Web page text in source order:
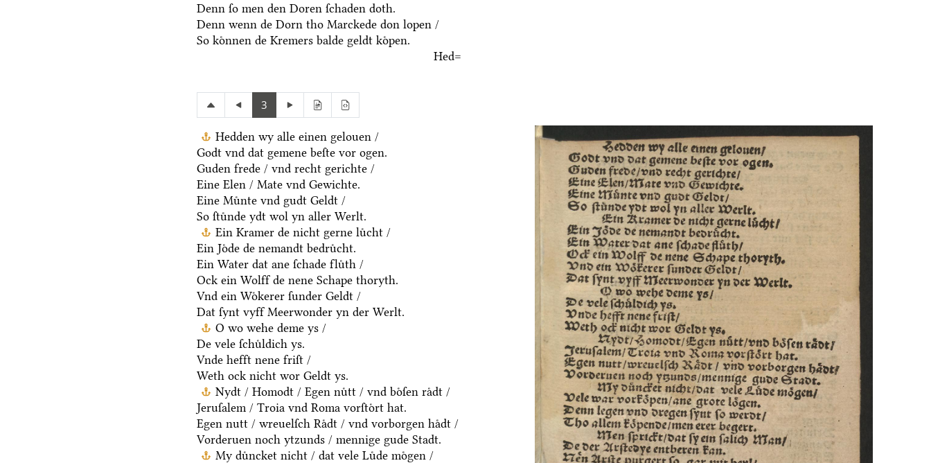
Denn ſo men den Doren ſchaden doth.
Denn wenn de Dorn tho Marckede don lopen /
So koͤnnen de Kremers balde geldt koͤpen.
Hed=
3
Hedden wy alle einen gelouen /
Godt vnd dat gemene beſte vor ogen.
Guden frede / vnd recht gerichte /
Eine Elen / Mate vnd Gewichte.
Eine Muͤnte vnd gudt Geldt /
So ſtuͤnde ydt wol yn aller Werlt.
Ein Kramer de nicht gerne luͤcht /
Ein Joͤde de nemandt bedruͤcht.
Ein Water dat ane ſchade fluͤth /
Ock ein Wolff de nene Schape thoryth.
Vnd ein Woͤkerer ſunder Geldt /
Dat ſynt vyff Meerwonder yn der Werlt.
O wo wehe deme ys /
De vele ſchuͤldich ys.
Vnde hefft nene friſt /
Weth ock nicht wor Geldt ys.
Nydt / Homodt / Egen nuͤtt / vnd boͤſen raͤdt /
Jeruſalem / Troia vnd Roma vorſtoͤrt hat.
Egen nutt / wreuelſch Raͤdt / vnd vorborgen haͤdt /
Vorderuen noch ytzunds / mennige gude Stadt.
My duͤncket nicht / dat vele Luͤde moͤgen /